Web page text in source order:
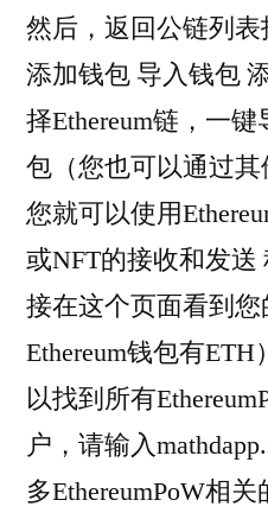
然后，返回公链列表
添加钱包 导入钱包
择Ethereum链，一
包（您也可以通过
您就可以使用
或NFT的接收和发
接在这个页面看到
Ethereum钱包有
以找到所有
户，请输入
多EthereumPoW相